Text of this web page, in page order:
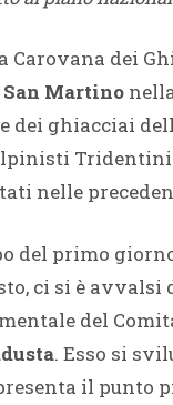
Carovana dei
Martino
dei ghiacciai
Tridentini
nelle
del primo
ci si è avvalsi
del
. Esso si
il punto